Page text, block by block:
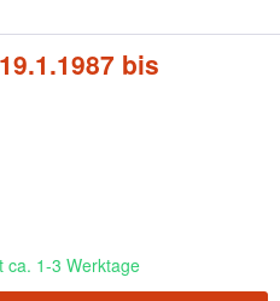
bis
ca. 1-3 Werktage